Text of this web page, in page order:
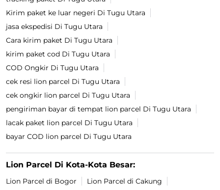
Kirim paket ke luar negeri Di Tugu Utara
jasa ekspedisi Di Tugu Utara
Cara kirim paket Di Tugu Utara
kirim paket cod Di Tugu Utara
COD Ongkir Di Tugu Utara
cek resi lion parcel Di Tugu Utara
cek ongkir lion parcel Di Tugu Utara
pengiriman bayar di tempat lion parcel Di Tugu Utara
lacak paket lion parcel Di Tugu Utara
bayar COD lion parcel Di Tugu Utara
Lion Parcel Di Kota-Kota Besar:
Lion Parcel di Bogor
Lion Parcel di Cakung